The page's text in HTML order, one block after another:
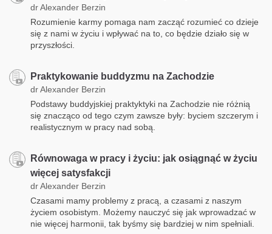
dr Alexander Berzin
Rozumienie karmy pomaga nam zacząć rozumieć co dzieje
się z nami w życiu i wpływać na to, co będzie działo się w
przyszłości.
Praktykowanie buddyzmu na Zachodzie
dr Alexander Berzin
Podstawy buddyjskiej praktyktyki na Zachodzie nie różnią
się znacząco od tego czym zawsze były: byciem szczerym i
realistycznym w pracy nad sobą.
Równowaga w pracy i życiu: jak osiągnąć w życiu
więcej satysfakcji
dr Alexander Berzin
Czasami mamy problemy z pracą, a czasami z naszym
życiem osobistym. Możemy nauczyć się jak wprowadzać w
nie więcej harmonii, tak byśmy się bardziej w nim spełniali.